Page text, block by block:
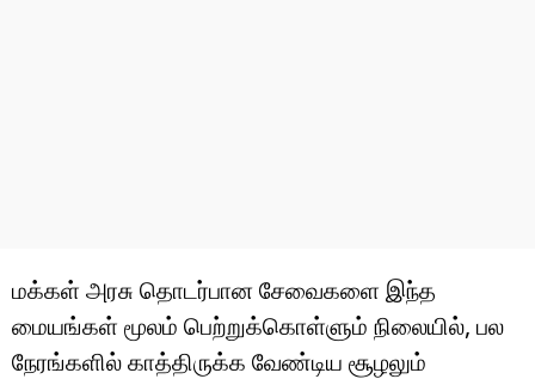
மக்கள் அரசு தொடர்பான சேவைகளை இந்த
மையங்கள் மூலம் பெற்றுக்கொள்ளும் நிலையில், பல
நேரங்களில் காத்திருக்க வேண்டிய சூழலும்